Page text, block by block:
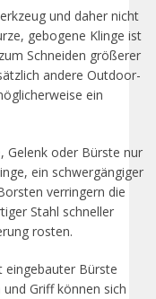
und daher nicht
gebogene Klinge ist
Schneiden größerer
andere Outdoor-
ein
Gelenk oder Bürste nur
ein schwergängiger
verringern die
Stahl schneller
rosten.
eingebauter Bürste
Griff können sich